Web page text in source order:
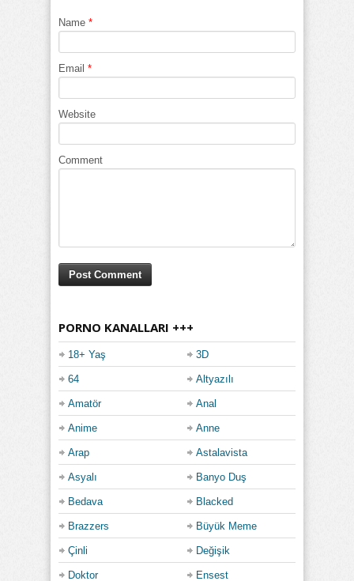
Name *
Email *
Website
Comment
PORNO KANALLARI +++
18+ Yaş 3D
64 Altyazılı
Amatör Anal
Anime Anne
Arap Astalavista
Asyalı Banyo Duş
Bedava Blacked
Brazzers Büyük Meme
Çinli Değişik
Doktor Ensest